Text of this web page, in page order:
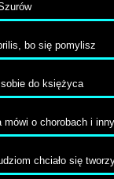
bo się pomylisz
do księżyca
mówi o chorobach i
chciało się